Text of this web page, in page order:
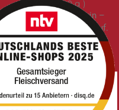
7,14 € / 100 g
7% USt. sind schon drin –
Versandkommt obendrauf.
sofort verfügbar